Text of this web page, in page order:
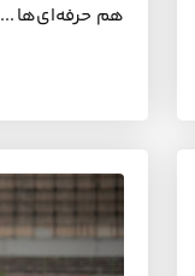
هم حرفه‌ای‌ها